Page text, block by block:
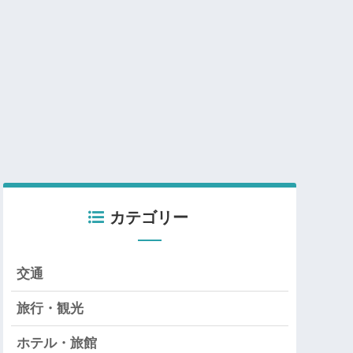
カテゴリー
交通
旅行・観光
ホテル・旅館